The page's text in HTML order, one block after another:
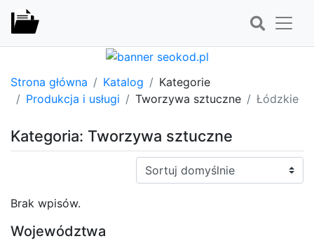
Strona główna Katalog
Kategorie
Produkcja i usługi
Tworzywa sztuczne Łódzkie
Kategoria: Tworzywa sztuczne
Sortuj:
Brak wpisów.
Województwa